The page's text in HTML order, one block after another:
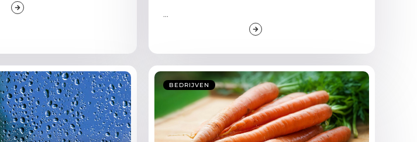
...
BEDRIJVEN